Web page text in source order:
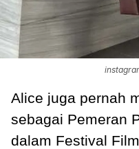
Alice juga pernah
sebagai Pemeran
dalam Festival